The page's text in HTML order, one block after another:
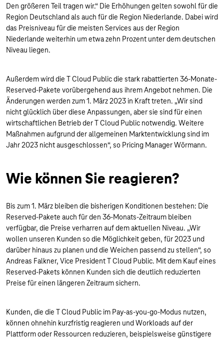
Den größeren Teil tragen wir.“ Die Erhöhungen gelten sowohl für die
Region Deutschland als auch für die Region Niederlande. Dabei wird
das Preisniveau für die meisten Services aus der Region
Niederlande weiterhin um etwa zehn Prozent unter dem deutschen
Niveau liegen.
Außerdem wird die T Cloud Public die stark rabattierten 36-Monate-
Reserved-Pakete vorübergehend aus ihrem Angebot nehmen. Die
Änderungen werden zum 1. März 2023 in Kraft treten. „Wir sind
nicht glücklich über diese Anpassungen, aber sie sind für einen
wirtschaftlichen Betrieb der T Cloud Public notwendig. Weitere
Maßnahmen aufgrund der allgemeinen Marktentwicklung sind im
Jahr 2023 nicht ausgeschlossen“, so Pricing Manager Wörmann.
Wie können Sie reagieren?
Bis zum 1. März bleiben die bisherigen Konditionen bestehen: Die
Reserved-Pakete auch für den 36-Monats-Zeitraum bleiben
verfügbar, die Preise verharren auf dem aktuellen Niveau. „Wir
wollen unseren Kunden so die Möglichkeit geben, für 2023 und
darüber hinaus zu planen und die Weichen passend zu stellen“, so
Andreas Falkner, Vice President T Cloud Public. Mit dem Kauf eines
Reserved-Pakets können Kunden sich die deutlich reduzierten
Preise für einen längeren Zeitraum sichern.
Kunden, die die T Cloud Public im Pay-as-you-go-Modus nutzen,
können ohnehin kurzfristig reagieren und Workloads auf der
Plattform oder Ressourcen reduzieren, beispielsweise günstigere